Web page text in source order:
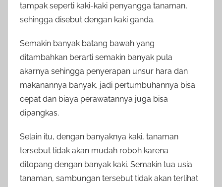
tampak seperti kaki-kaki penyangga tanaman,
sehingga disebut dengan kaki ganda.
Semakin banyak batang bawah yang
ditambahkan berarti semakin banyak pula
akarnya sehingga penyerapan unsur hara dan
makanannya banyak, jadi pertumbuhannya bisa
cepat dan biaya perawatannya juga bisa
dipangkas.
Selain itu, dengan banyaknya kaki, tanaman
tersebut tidak akan mudah roboh karena
ditopang dengan banyak kaki. Semakin tua usia
tanaman, sambungan tersebut tidak akan terlihat